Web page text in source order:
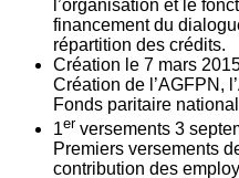
l’organisation et le
financement du
répartition des crédits.
Création le 7 mars
Création de l’AGFPN,
Fonds paritaire
1er versements 3
Premiers versements
contribution des